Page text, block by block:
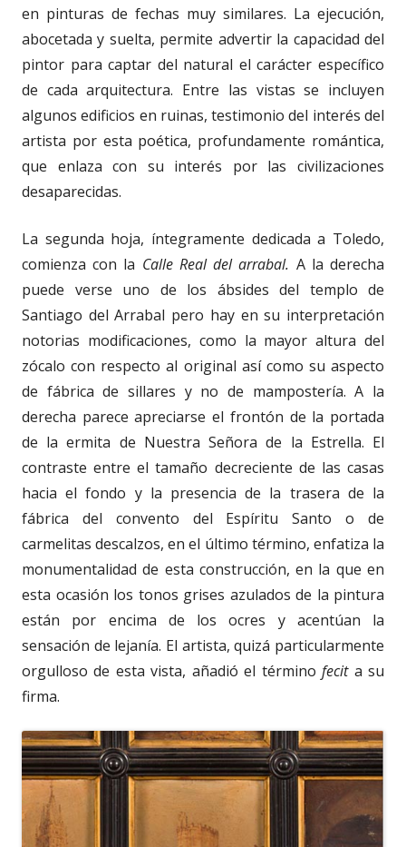
en pinturas de fechas muy similares. La ejecución,
abocetada y suelta, permite advertir la capacidad del
pintor para captar del natural el carácter específico
de cada arquitectura. Entre las vistas se incluyen
algunos edificios en ruinas, testimonio del interés del
artista por esta poética, profundamente romántica,
que enlaza con su interés por las civilizaciones
desaparecidas.
La segunda hoja, íntegramente dedicada a Toledo,
comienza con la Calle Real del arrabal. A la derecha
puede verse uno de los ábsides del templo de
Santiago del Arrabal pero hay en su interpretación
notorias modificaciones, como la mayor altura del
zócalo con respecto al original así como su aspecto
de fábrica de sillares y no de mampostería. A la
derecha parece apreciarse el frontón de la portada
de la ermita de Nuestra Señora de la Estrella. El
contraste entre el tamaño decreciente de las casas
hacia el fondo y la presencia de la trasera de la
fábrica del convento del Espíritu Santo o de
carmelitas descalzos, en el último término, enfatiza la
monumentalidad de esta construcción, en la que en
esta ocasión los tonos grises azulados de la pintura
están por encima de los ocres y acentúan la
sensación de lejanía. El artista, quizá particularmente
orgulloso de esta vista, añadió el términofecit a su
firma.